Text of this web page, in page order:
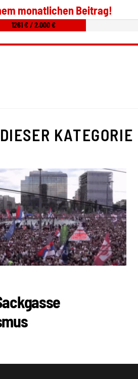
monatlichen Beitrag!
1261 € / 2.000 €
KATEGORIE